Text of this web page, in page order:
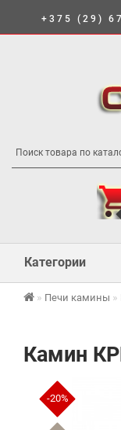
+375 (29)
Категории
Печи камины
Камин
-20%